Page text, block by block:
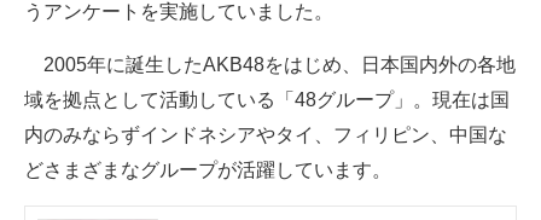
進化するPCとデバイスの未来
好きが集まる 比べて選べる
うアンケートを実施していました。
2005年に誕生したAKB48をはじめ、日本国内外の各地
域を拠点として活動している「48グループ」。現在は国
内のみならずインドネシアやタイ、フィリピン、中国な
どさまざまなグループが活躍しています。